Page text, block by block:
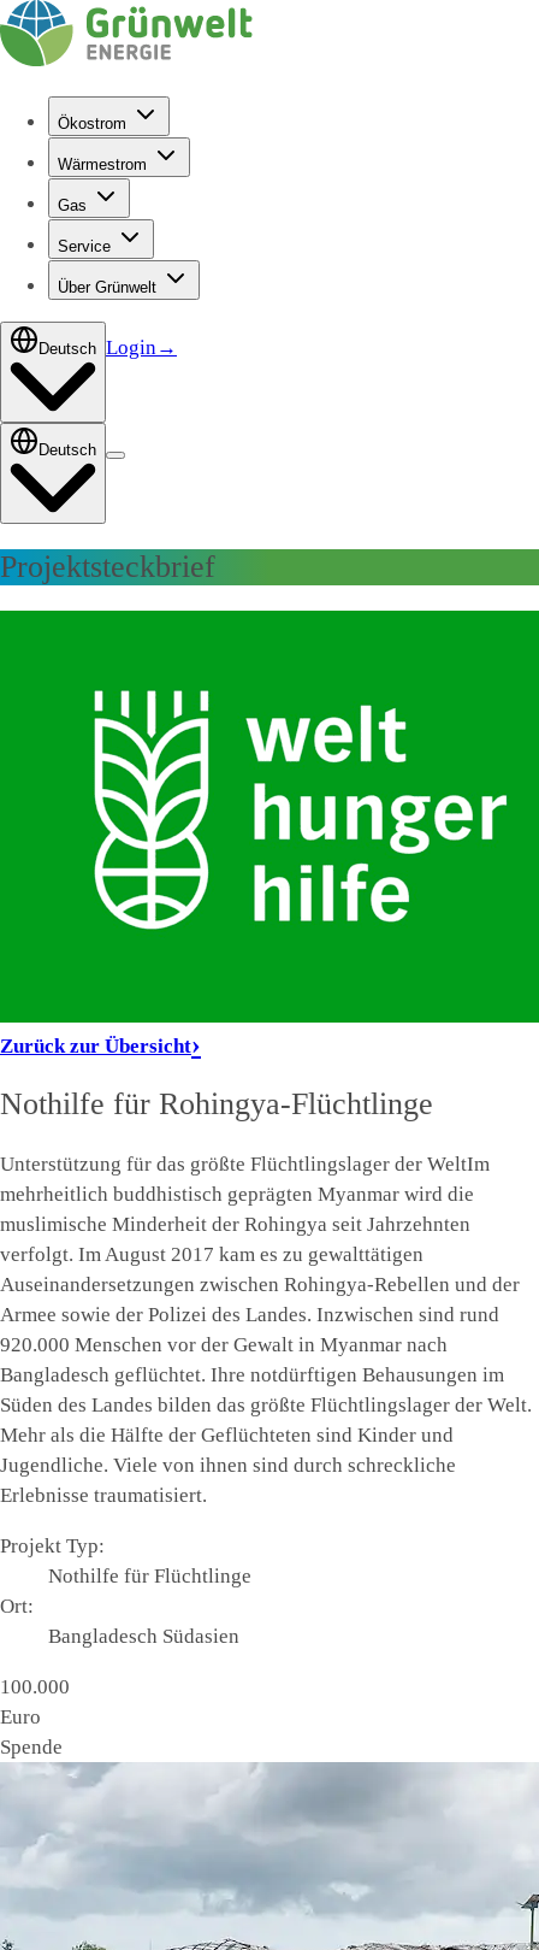
Ökostrom
Wärmestrom
Gas
Service
Über Grünwelt
Deutsch Login→
Deutsch
Projektsteckbrief
Zurück zur Übersicht
Nothilfe für Rohingya-Flüchtlinge
Unterstützung für das größte Flüchtlingslager der WeltIm
mehrheitlich buddhistisch geprägten Myanmar wird die
muslimische Minderheit der Rohingya seit Jahrzehnten
verfolgt. Im August 2017 kam es zu gewalttätigen
Auseinandersetzungen zwischen Rohingya-Rebellen und der
Armee sowie der Polizei des Landes. Inzwischen sind rund
920.000 Menschen vor der Gewalt in Myanmar nach
Bangladesch geflüchtet. Ihre notdürftigen Behausungen im
Süden des Landes bilden das größte Flüchtlingslager der Welt.
Mehr als die Hälfte der Geflüchteten sind Kinder und
Jugendliche. Viele von ihnen sind durch schreckliche
Erlebnisse traumatisiert.
Projekt Typ:
Nothilfe für Flüchtlinge
Ort:
Bangladesch Südasien
100.000
Euro
Spende